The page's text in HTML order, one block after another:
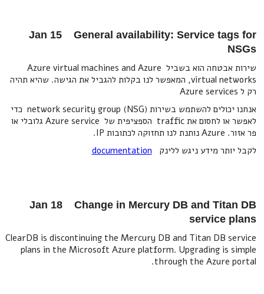
Jan 15 General availability: Service tags for
NSGs
שירות אבטחה הוא בשביל Azure virtual machines and Azure
virtual networks, המאפשר לנו בקלות להגביל את הגישה. שהיא תהיה
רק ל Azure services
אנחנו יכולים להשתמש בשירות network security group (NSG) כדי
לאפשר או לחסום את traffic הספציפית של Azure service גלובלי או
פר אזור. Azure נותנת לנו תחזוקה לכתובות IP.
לקבל יותר מידע ניגש ללינק documentation
Jan 18 Change in Mercury DB and Titan DB
service plans
ClearDB is discontinuing the Mercury DB and Titan DB service
plans in the Microsoft Azure platform. Upgrading is simple
through the Azure portal.